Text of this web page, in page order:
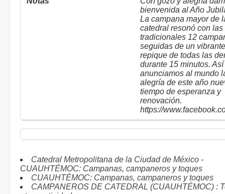
bienvenida al Año
La campana mayor de
catedral resonó con las
tradicionales 12
seguidas de un vibrante
repique de todas las
durante 15 minutos. Así
anunciamos al mundo
alegría de este año
tiempo de esperanza y
renovación.
https://
Catedral Metropolitana de la Ciudad de México -
CUAUHTÉMOC: Campanas, campaneros y toques
CUAUHTÉMOC: Campanas, campaneros y toques
CAMPANEROS DE CATEDRAL (CUAUHTÉMOC) :